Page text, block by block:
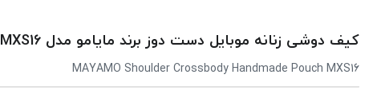
کیف دوشی زنانه موبایل دست دوز برند مایامو مدل MXS16
MAYAMO Shoulder Crossbody Handmade Pouch MXS16